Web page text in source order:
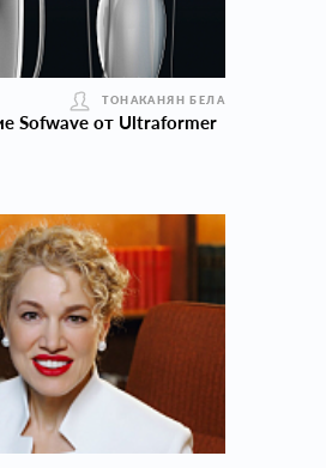
ТОНАКАНЯН БЕЛА
Sofwave от Ultraformer